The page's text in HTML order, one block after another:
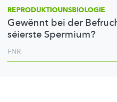
REPRODUKTIOUNSBIOLOGIE
Gewënnt bei der
séierste Spermium?
FNR